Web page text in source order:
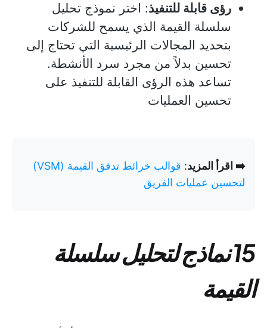
رؤى قابلة للتنفيذ: اختر نموذج تحليل
سلسلة القيمة الذي يسمح للشركات
بتحديد المجالات الرئيسية التي تحتاج إلى
تحسين بدلاً من مجرد سرد الأنشطة.
تساعد هذه الرؤى القابلة للتنفيذ على
تحسين العمليات
➡️ اقرأ المزيد:
قوالب خرائط تدفق القيمة (VSM)
لتحسين عمليات الفريق
15 نماذج لتحليل سلسلة
القيمة